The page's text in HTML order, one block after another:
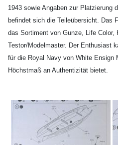
1943 sowie Angaben zur Platzierung
befindet sich die Teileübersicht. Das
das Sortiment von Gunze, Life Color,
Testor/Modelmaster. Der Enthusiast
für die Royal Navy von White Ensign
Höchstmaß an Authentizität bietet.